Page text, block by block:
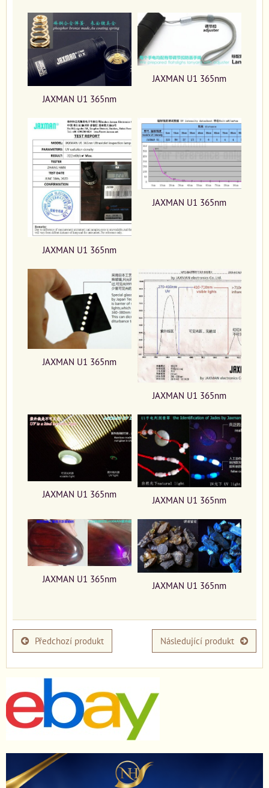
JAXMAN U1 365nm
JAXMAN U1 365nm
JAXMAN U1 365nm
JAXMAN U1 365nm
JAXMAN U1 365nm
JAXMAN U1 365nm
JAXMAN U1 365nm JAXMAN U1 365nm
JAXMAN U1 365nm
JAXMAN U1 365nm
Předchozí produkt Následující produkt